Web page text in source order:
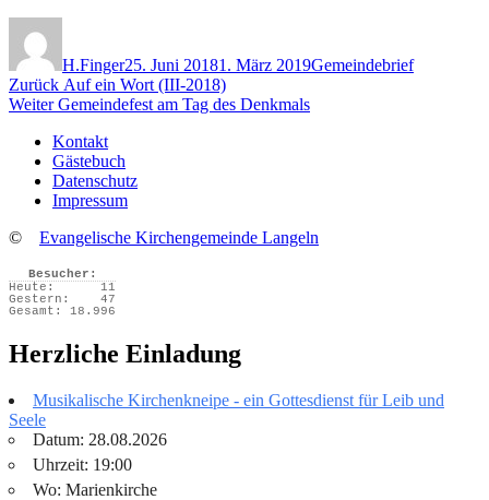
H.Finger25. Juni 20181. März 2019Gemeindebrief
Beitragsnavigation
Zurück Vorheriger
Beitrag:
Auf ein Wort (III-2018)
Weiter Nächster
Gemeindefest am Tag des Denkmals
Kontakt
Gästebuch
Datenschutz
Impressum
© Evangelische Kirchengemeinde Langeln
Besucher:
Heute:
11
Gestern:
47
Gesamt:
18.996
Herzliche Einladung
Musikalische Kirchenkneipe - ein Gottesdienst für Leib und
Seele
Datum: 28.08.2026
Uhrzeit: 19:00
Wo: Marienkirche